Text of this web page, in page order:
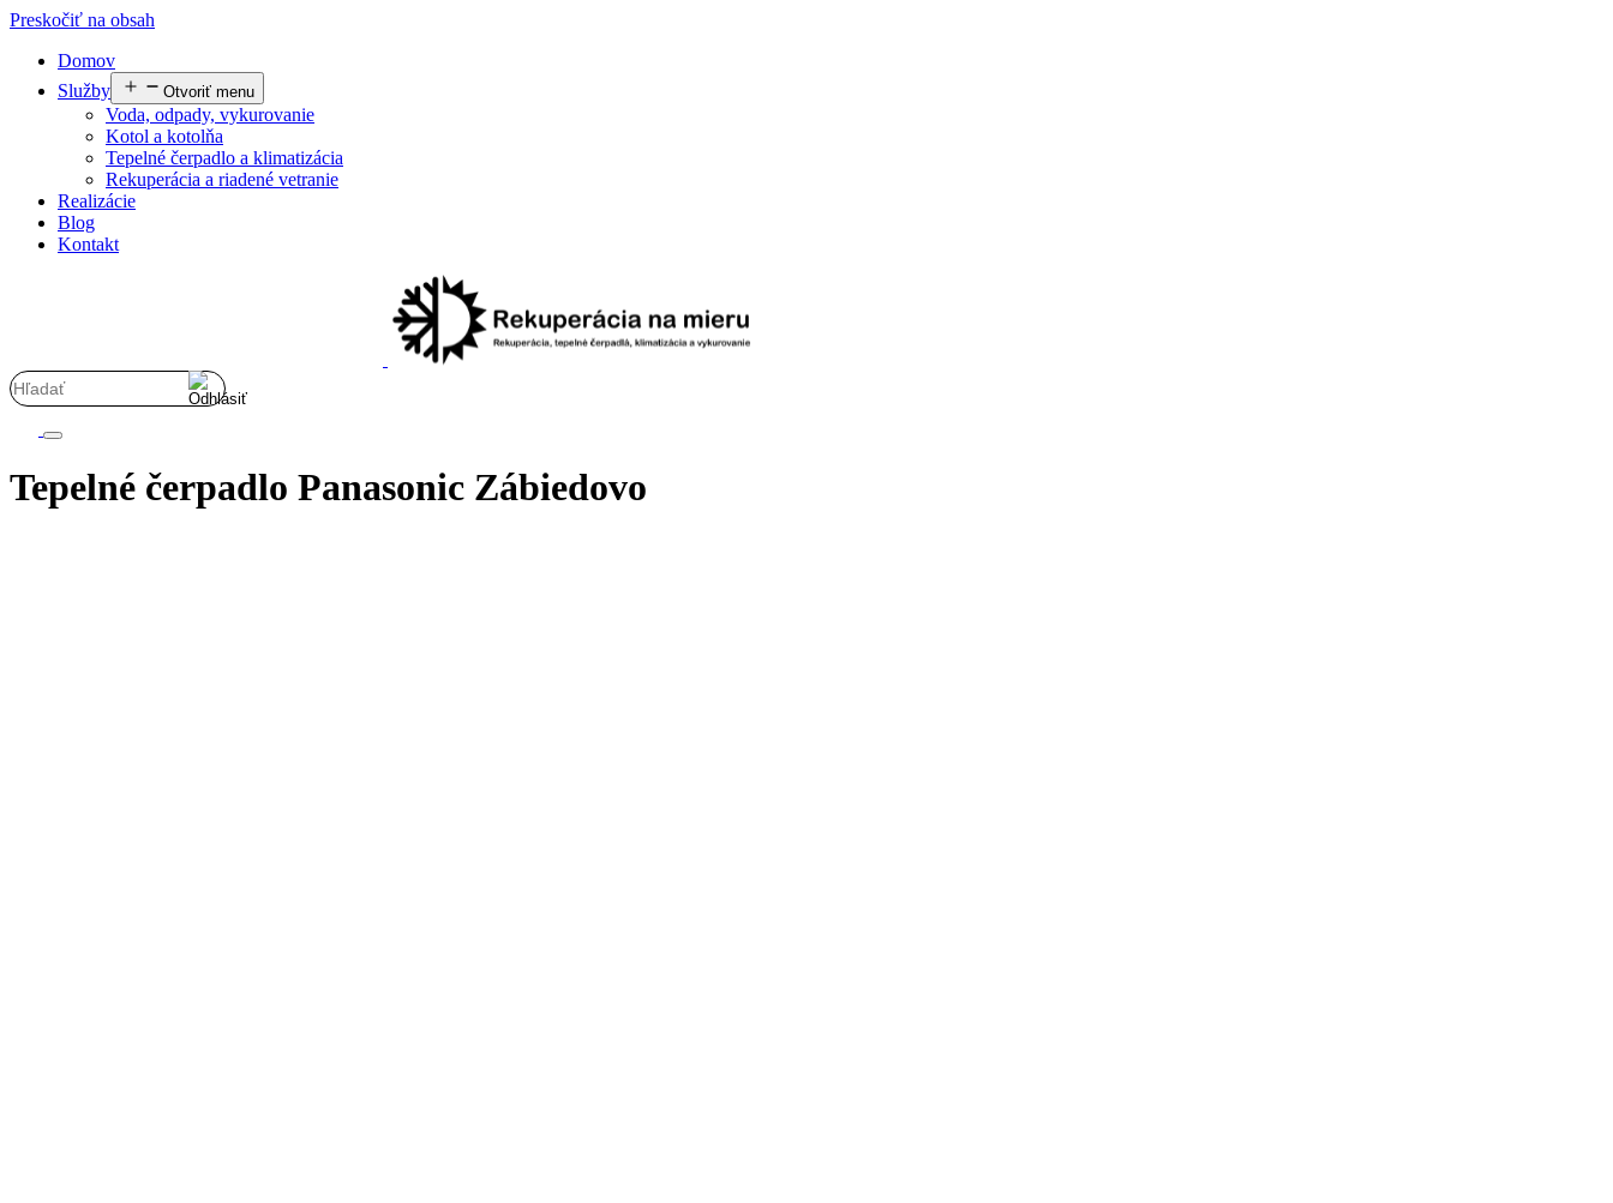
Preskočiť na obsah
Domov
Služby
Otvoriť menu
Voda, odpady, vykurovanie
Kotol a kotolňa
Tepelné čerpadlo a klimatizácia
Rekuperácia a riadené vetranie
Realizácie
Blog
Kontakt
Tepelné čerpadlo Panasonic Zábiedovo